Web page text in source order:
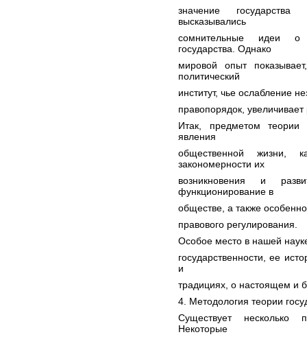
значение
высказывались
сомнительные идеи о
государства. Однако
мировой опыт
политический
институт, чье ослабление
правопорядок,
Итак, предметом теории
явления
общественной жизни,
закономерности их
возникновения и
функционирование в
обществе, а также
правового регулирования.
Особое место в нашей
государственности, ее
и
традициях, о настоящем и
4. Методология теории
Существует несколько
Некоторые